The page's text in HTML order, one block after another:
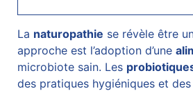
La naturopathie se révèle être
approche est l’adoption d’une
microbiote sain. Les
des pratiques hygiéniques et